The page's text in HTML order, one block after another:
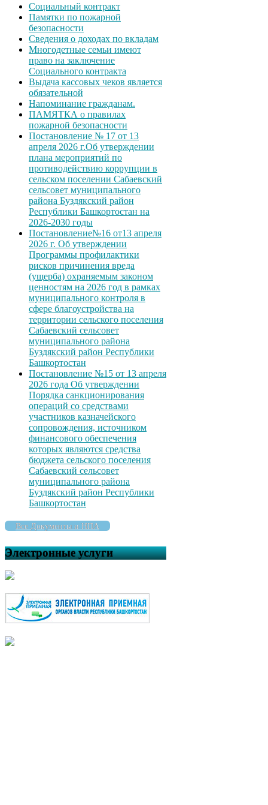
Социальный контракт
Памятки по пожарной
безопасности
Сведения о доходах по вкладам
Многодетные семьи имеют
право на заключение
Социального контракта
Выдача кассовых чеков является
обязательной
Напоминание гражданам.
ПАМЯТКА о правилах
пожарной безопасности
Постановление № 17 от 13
апреля 2026 г.Об утверждении
плана мероприятий по
противодействию коррупции в
сельском поселении Сабаевский
сельсовет муниципального
района Буздякский район
Республики Башкортостан на
2026-2030 годы
Постановление№16 от13 апреля
2026 г. Об утверждении
Программы профилактики
рисков причинения вреда
(ущерба) охраняемым законом
ценностям на 2026 год в рамках
муниципального контроля в
сфере благоустройства на
территории сельского поселения
Сабаевский сельсовет
муниципального района
Буздякский район Республики
Башкортостан
Постановление №15 от 13 апреля
2026 года Об утверждении
Порядка санкционирования
операций со средствами
участников казначейского
сопровождения, источником
финансового обеспечения
которых являются средства
бюджета сельского поселения
Сабаевский сельсовет
муниципального района
Буздякский район Республики
Башкортостан
Все Документы и НПА
Электронные услуги